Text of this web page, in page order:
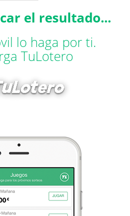
el resultado...
lo haga por ti.
TuLotero